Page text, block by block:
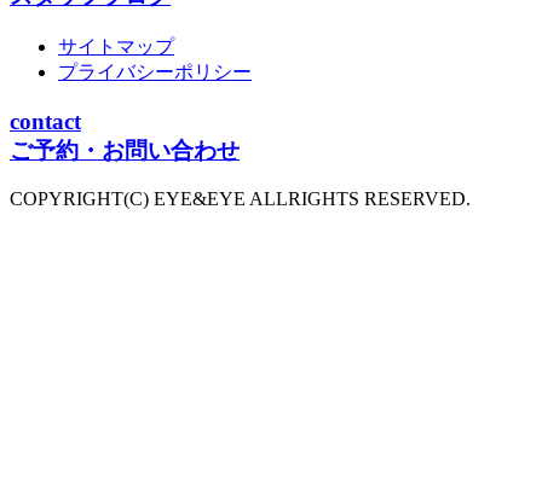
サイトマップ
プライバシーポリシー
contact
ご予約・お問い合わせ
COPYRIGHT(C) EYE&EYE ALLRIGHTS RESERVED.